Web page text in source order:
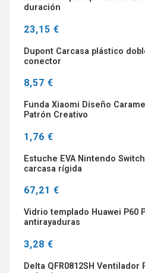
duración
23,15 €
Dupont Carcasa plástico
conector
8,57 €
Funda Xiaomi Diseño
Patrón Creativo
1,76 €
Estuche EVA Nintendo
carcasa rígida
67,21 €
Vidrio templado Huawei P60
antirayaduras
3,28 €
Delta QFR0812SH Ventilador